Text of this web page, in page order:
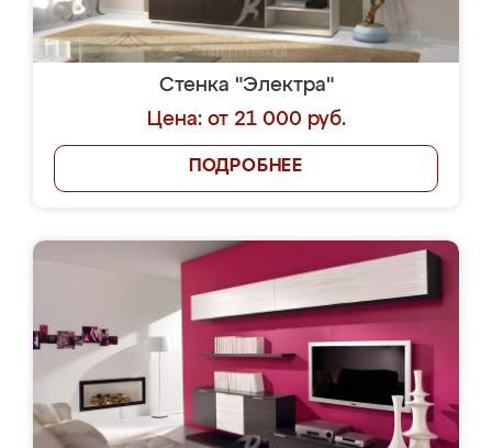
Стенка "Электра"
Цена: от 21 000 руб.
ПОДРОБНЕЕ